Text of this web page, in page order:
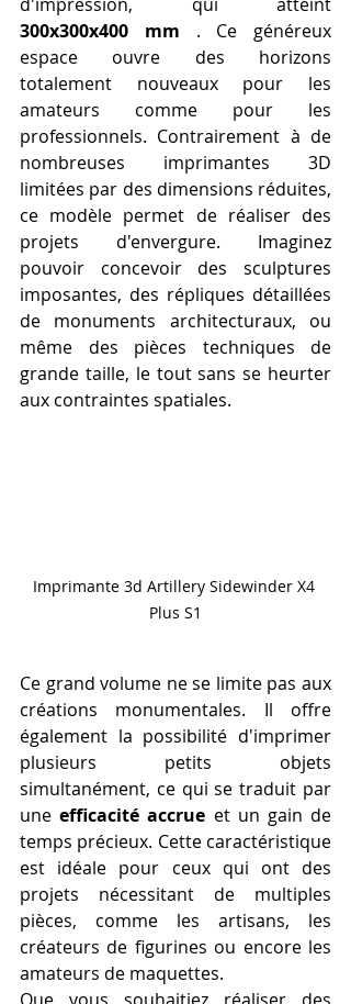
300x300x400 mm . Ce généreux
espace ouvre des horizons
totalement nouveaux pour les
amateurs comme pour les
professionnels. Contrairement à de
nombreuses imprimantes 3D
limitées par des dimensions réduites,
ce modèle permet de réaliser des
projets d'envergure. Imaginez
pouvoir concevoir des sculptures
imposantes, des répliques détaillées
de monuments architecturaux, ou
même des pièces techniques de
grande taille, le tout sans se heurter
aux contraintes spatiales.
Imprimante 3d Artillery Sidewinder X4
Plus S1
Ce grand volume ne se limite pas aux
créations monumentales. Il offre
également la possibilité d'imprimer
plusieurs petits objets
simultanément, ce qui se traduit par
une efficacité accrue et un gain de
temps précieux. Cette caractéristique
est idéale pour ceux qui ont des
projets nécessitant de multiples
pièces, comme les artisans, les
créateurs de figurines ou encore les
amateurs de maquettes.